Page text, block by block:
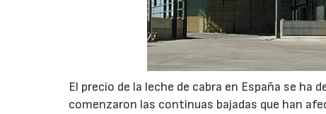
El precio de la leche de cabra en España se ha
comenzaron las continuas bajadas que han